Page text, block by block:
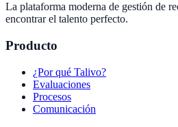
La plataforma moderna de gestión de
encontrar el talento perfecto.
Producto
¿Por qué Talivo?
Evaluaciones
Procesos
Comunicación